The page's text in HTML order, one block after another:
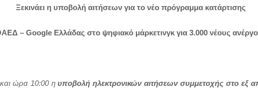
Ξεκινάει η υποβολή αιτήσεων για το νέο πρόγραμμα κατάρτισης
– Google Ελλάδας στο ψηφιακό μάρκετινγκ για 3.000 νέους
και ώρα 10:00 ηυποβολή ηλεκτρονικών αιτήσεων συμμετοχής στο εξ